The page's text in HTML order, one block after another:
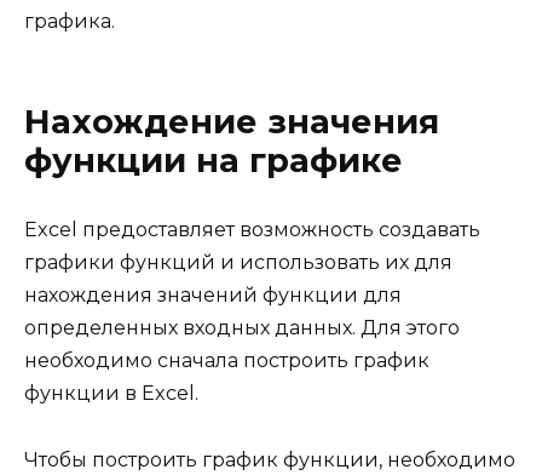
графика.
Нахождение значения
функции на графике
Excel предоставляет возможность создавать
графики функций и использовать их для
нахождения значений функции для
определенных входных данных. Для этого
необходимо сначала построить график
функции в Excel.
Чтобы построить график функции, необходимо